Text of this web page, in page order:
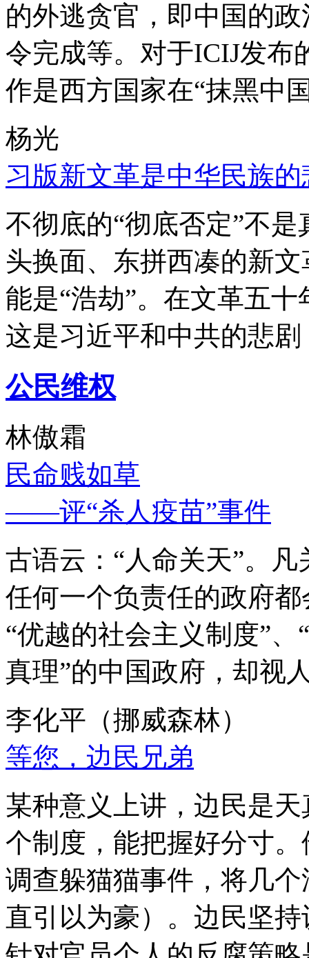
的外逃贪官，即中国的
令完成等。对于ICIJ发布
作是西方国家在“抹黑中
杨光
习版新文革是中华民族的
不彻底的“彻底否定”不
头换面、东拼西凑的新
能是“浩劫”。在文革五
这是习近平和中共的悲
公民维权
林傲霜
民命贱如草
——评“杀人疫苗”事件
古语云：“人命关天”。
任何一个负责任的政府
“优越的社会主义制度”
真理”的中国政府，却视
李化平（挪威森林）
等您，边民兄弟
某种意义上讲，边民是
个制度，能把握好分寸
调查躲猫猫事件，将几
直引以为豪）。边民坚